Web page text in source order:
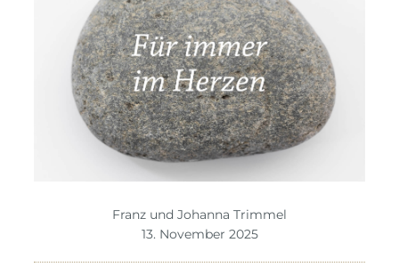
Franz und Johanna Trimmel
13. November 2025